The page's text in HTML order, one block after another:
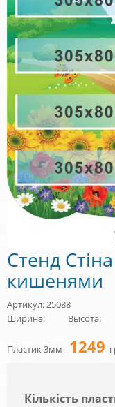
Стенд
кишенями
Артикул: 25088
Ширина:
Высота:
Пластик 3мм - 1249
Кiлькiсть